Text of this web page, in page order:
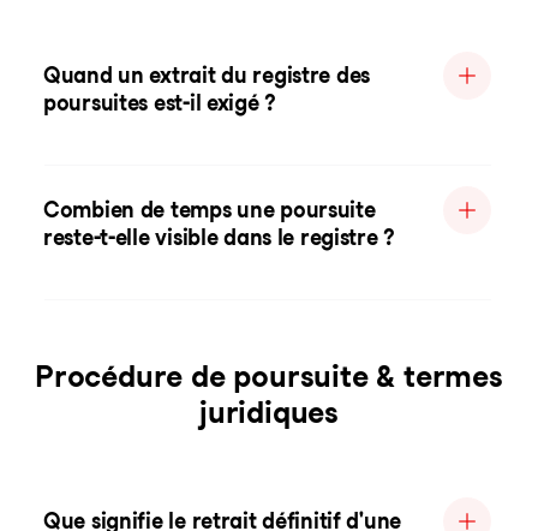
Quand un extrait du registre des
poursuites est-il exigé ?
Combien de temps une poursuite
reste-t-elle visible dans le registre ?
Procédure de poursuite & termes
juridiques
Que signifie le retrait définitif d'une